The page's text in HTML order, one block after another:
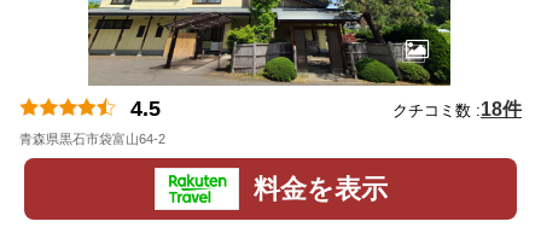
4.5 クチコミ数 :18件
青森県黒石市袋富山64-2
料金を表示